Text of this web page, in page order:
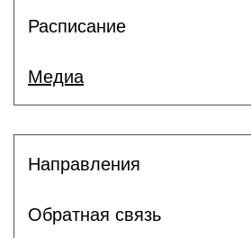
Расписание
Медиа
Направления
Обратная связь